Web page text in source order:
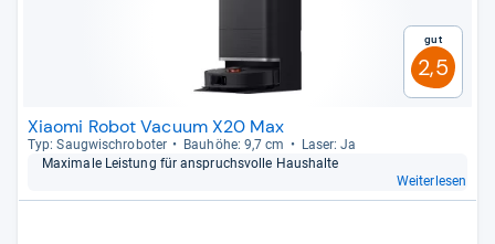
Gut
2,5
Xiaomi Robot Vacuum X20 Max
Typ: Saug­wisch­ro­bo­ter Bau­höhe: 9,7 cm
Laser: Ja
Maxi­male Leis­tung für anspruchs­volle Haus­halte
Weiterlesen